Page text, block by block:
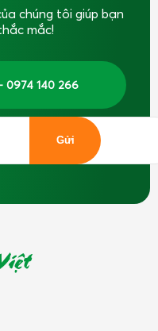
chúng tôi giúp bạn
mắc!
0974 140 266